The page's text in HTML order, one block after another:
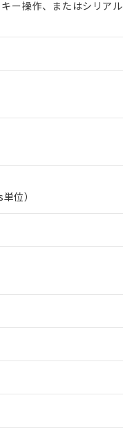
ー操作、またはシリア
位）
"
の「1.共同利用者の
て非含有を証明するも
段のことがない限り、